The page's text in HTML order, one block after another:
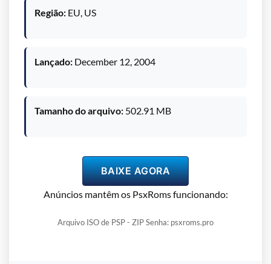
Região: EU, US
Lançado: December 12, 2004
Tamanho do arquivo: 502.91 MB
BAIXE AGORA
Anúncios mantêm os PsxRoms funcionando:
Arquivo ISO de PSP - ZIP Senha: psxroms.pro